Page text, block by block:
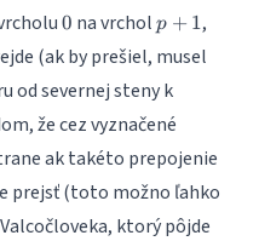
0
0 na vrchol p+1
p + 1,
(ak by prešiel, musel
od severnej steny k
že cez vyznačené
ak takéto prepojenie
prejsť (toto možno ľahko
ktorý pôjde